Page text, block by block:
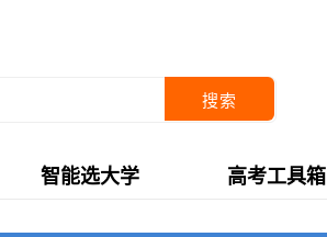
搜索
智能选大学 高考工具箱